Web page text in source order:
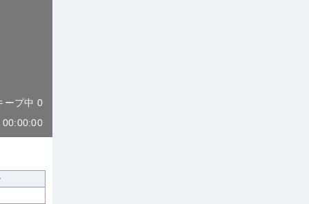
ープ中 0
00:00:00